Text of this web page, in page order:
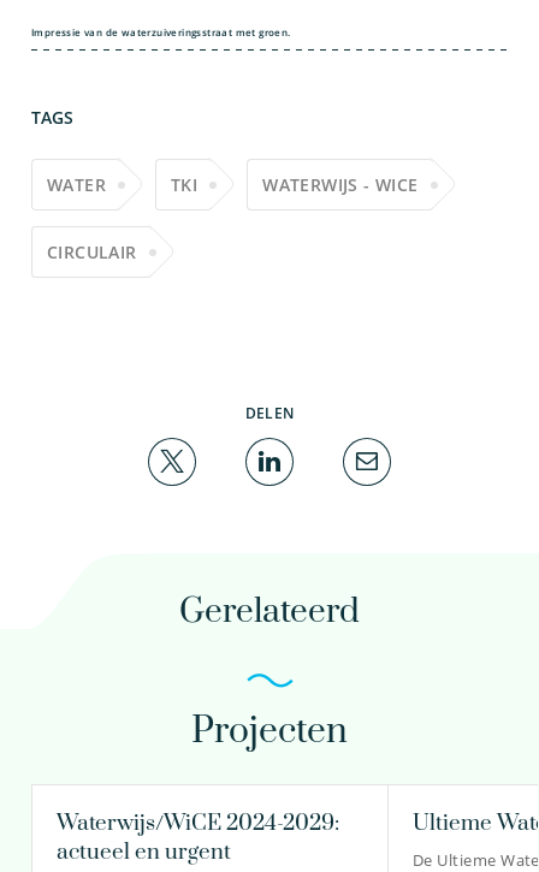
Impressie van de waterzuiveringsstraat met groen.
TAGS
WATER TKI WATERWIJS - WICE
CIRCULAIR
DELEN
Gerelateerd
Projecten
Waterwijs/WiCE 2024-2029:
actueel en urgent
Ultieme
De Ultieme